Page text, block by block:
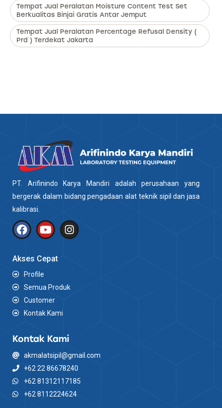
Tempat Jual Peralatan Moisture Content Test Set
Berkualitas Binjai Gratis Antar Jemput
Tempat Jual Peralatan Percentage Refusal Density (
Prd ) Terdekat Jakarta
PT. Arifinindo Karya Mandiri adalah perusahaan yang
bergerak dalam bidang pengadaan alat teknik sipil dan jasa
kalibrasi.
Akses Cepat
Profile
Semua Produk
Customer
Kontak Kami
Kontak Kami
akmalatsipil@gmail.com
+62 22 86678240
+62 81312117185
+62 8112224624